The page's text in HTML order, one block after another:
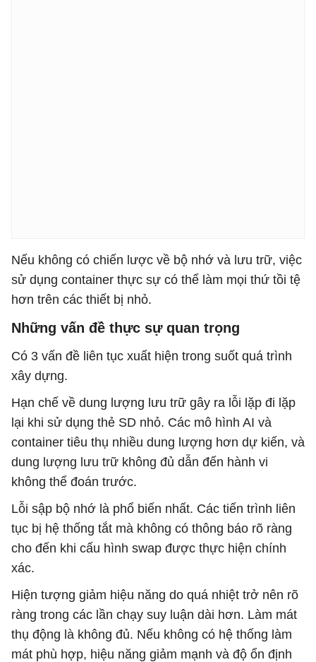
Nếu không có chiến lược về bộ nhớ và lưu trữ, việc
sử dụng container thực sự có thể làm mọi thứ tồi tệ
hơn trên các thiết bị nhỏ.
Những vấn đề thực sự quan trọng
Có 3 vấn đề liên tục xuất hiện trong suốt quá trình
xây dựng.
Hạn chế về dung lượng lưu trữ gây ra lỗi lặp đi lặp
lại khi sử dụng thẻ SD nhỏ. Các mô hình AI và
container tiêu thụ nhiều dung lượng hơn dự kiến, và
dung lượng lưu trữ không đủ dẫn đến hành vi
không thể đoán trước.
Lỗi sập bộ nhớ là phổ biến nhất. Các tiến trình liên
tục bị hệ thống tắt mà không có thông báo rõ ràng
cho đến khi cấu hình swap được thực hiện chính
xác.
Hiện tượng giảm hiệu năng do quá nhiệt trở nên rõ
ràng trong các lần chạy suy luận dài hơn. Làm mát
thụ động là không đủ. Nếu không có hệ thống làm
mát phù hợp, hiệu năng giảm mạnh và độ ổn định